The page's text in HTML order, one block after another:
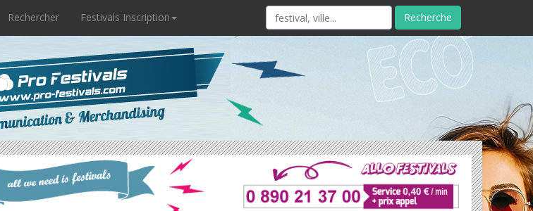
Rechercher Festivals Inscription Recherche